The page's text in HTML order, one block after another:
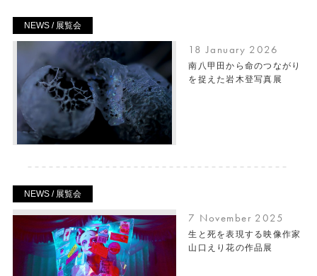
NEWS / 展覧会
18 January 2026
南八甲田から命のつながり
を捉えた岩木登写真展
NEWS / 展覧会
7 November 2025
生と死を表現する映像作家
山口えり花の作品展